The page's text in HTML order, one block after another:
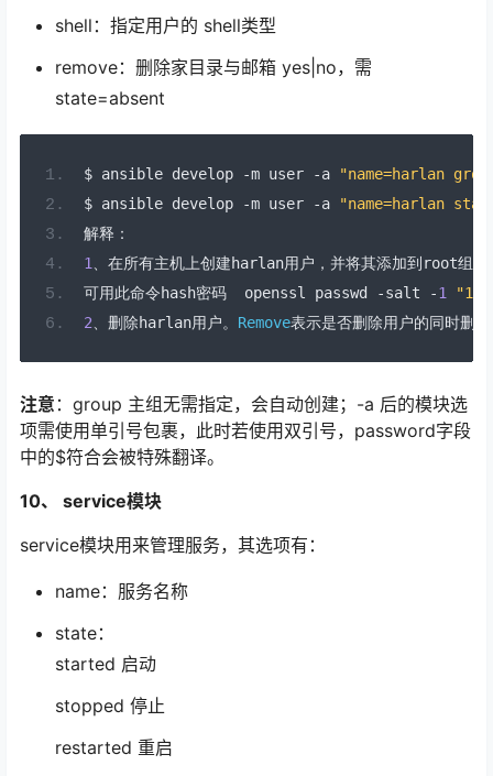
shell：指定用户的 shell类型
remove：删除家目录与邮箱 yes|no，需
state=absent
$ ansible develop -m user -a
"name=harlan
$ ansible develop
-m user -a
"name=harlan
解释：
1 、在所有主机上创建harlan用户，并将其添加到root组，
可用此命令hash密码
  openssl passwd
-salt -1
2 、删除harlan用户。 Remove表示是否删除用户的同时删
注意 ：group 主组无需指定，会自动创建；-a 后的模块选
项需使用单引号包裹，此时若使用双引号，password字段
中的$符合会被特殊翻译。
10、 service模块
service模块用来管理服务，其选项有：
name：服务名称
state：
started 启动
stopped 停止
restarted 重启